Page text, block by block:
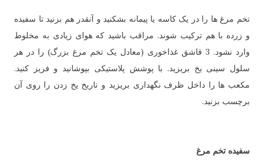
تخم مرغ ها را در یک کاسه یا پیمانه بشکنید و آنقدر هم بزنید تا سفیده
و زرده با هم ترکیب شوند. مراقب باشید که هوای زیادی به مخلوط
وارد نشود. 3 قاشق غذاخوری (معادل یک تخم مرغ بزرگ) را در هر
سلول سینی یخ بریزید. با پوشش پلاستیکی بپوشانید و فریز کنید.
مکعب ها را داخل ظرف نگهداری بریزید و تاریخ یخ زدن را روی آن
برچسب بزنید.
سفیده تخم مرغ